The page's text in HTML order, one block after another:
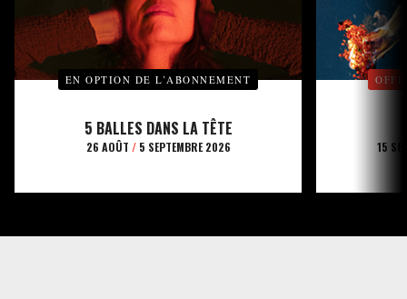
EN OPTION DE L’ABONNEMENT
5 BALLES DANS LA TÊTE
26 AOÛT /5 SEPTEMBRE 2026 15